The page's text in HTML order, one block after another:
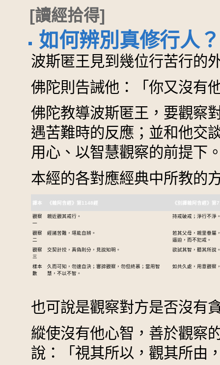
[讀經拾得]
如何辨別真修行人？
波斯匿王見到幾位行苦行的
佛陀則告誡他：「你又沒有
佛陀教導波斯匿王，要觀察
遇苦難時的反應；並和他交
用心、以智慧觀察的前提下
本經的各對應經典中所教的
譯本 《雜阿含經》第1148經 《別譯雜阿含經》第
觀察
一
親近觀其戒行。 持戒破戒；淨行不淨
觀察
二
經諸苦難，堪能自辨。
若其父母，親里眷屬
逼迫，而不犯戒。
觀察
三
交契計挍，真偽則分，見說知明。 欲試其智，聽其所說
樣本
數
久而可知，勿速自決；審諦觀察，勿但終慕；當用智
慧，不以不智。
如共久處，用意觀察
也可說是觀察對方是否沒有
縱使沒有他心智，善於觀察
說：「視其所以，觀其所由